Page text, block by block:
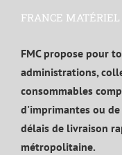
FRANCE
FMC propose pour
administrations,
consommables
d'imprimantes ou
délais de livraison
métropolitaine.